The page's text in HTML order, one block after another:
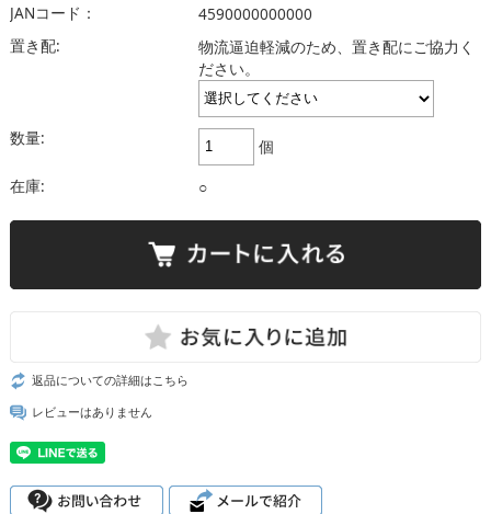
JANコード：
4590000000000
置き配:
物流逼迫軽減のため、置き配にご協力く
ださい。
数量:
個
在庫:
○
返品についての詳細はこちら
レビューはありません